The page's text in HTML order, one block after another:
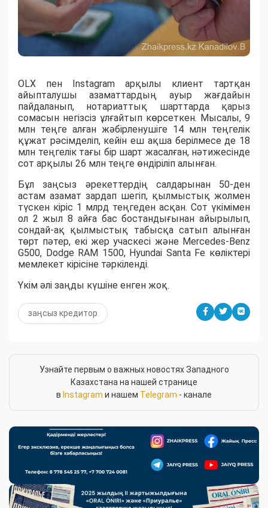
OLX пен Instagram арқылы клиент тартқан
айыпталушы азаматтардың ауыр жағдайын
пайдаланып, нотариаттық шарттарда қарыз
сомасын негізсіз ұлғайтып көрсеткен. Мысалы, 9
млн теңге алған жәбірленушіге 14 млн теңгелік
құжат рәсімделіп, кейін еш ақша берілмесе де 18
млн теңгелік тағы бір шарт жасалған, нәтижесінде
сот арқылы 26 млн теңге өндіріліп алынған.
Бұл заңсыз әрекеттердің салдарынан 50-ден
астам азамат зардап шегіп, қылмыстық жолмен
түскен кіріс 1 млрд теңгеден асқан. Сот үкімімен
ол 2 жыл 8 айға бас бостандығынан айырылып,
сондай-ақ қылмыстық табысқа сатып алынған
төрт пәтер, екі жер учаскесі және Mercedes-Benz
G500, Dodge RAM 1500, Hyundai Santa Fe көліктері
мемлекет кірісіне тәркіленді.
Үкім әлі заңды күшіне енген жоқ.
заңсыз кредитор
Узнайте первым о важных новостях Западного
Казахстана на нашей странице
в Instagram и нашем Telegram - канале